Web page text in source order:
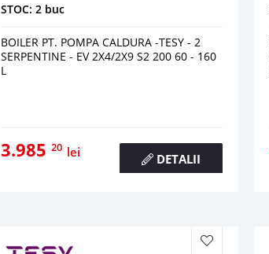
STOC: 2 buc
BOILER PT. POMPA CALDURA -TESY - 2
SERPENTINE - EV 2X4/2X9 S2 200 60 - 160
L
3.985 20 lei DETALII